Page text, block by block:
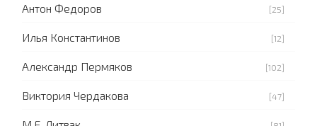
Антон Федоров [25]
Илья Константинов [12]
Александр Пермяков [102]
Виктория Чердакова [47]